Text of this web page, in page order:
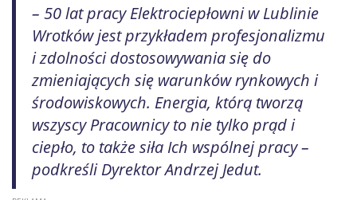
– 50 lat pracy Elektrociepłowni w Lublinie
Wrotków jest przykładem profesjonalizmu
i zdolności dostosowywania się do
zmieniających się warunków rynkowych i
środowiskowych. Energia, którą tworzą
wszyscy Pracownicy to nie tylko prąd i
ciepło, to także siła Ich wspólnej pracy –
podkreśli Dyrektor Andrzej Jedut.